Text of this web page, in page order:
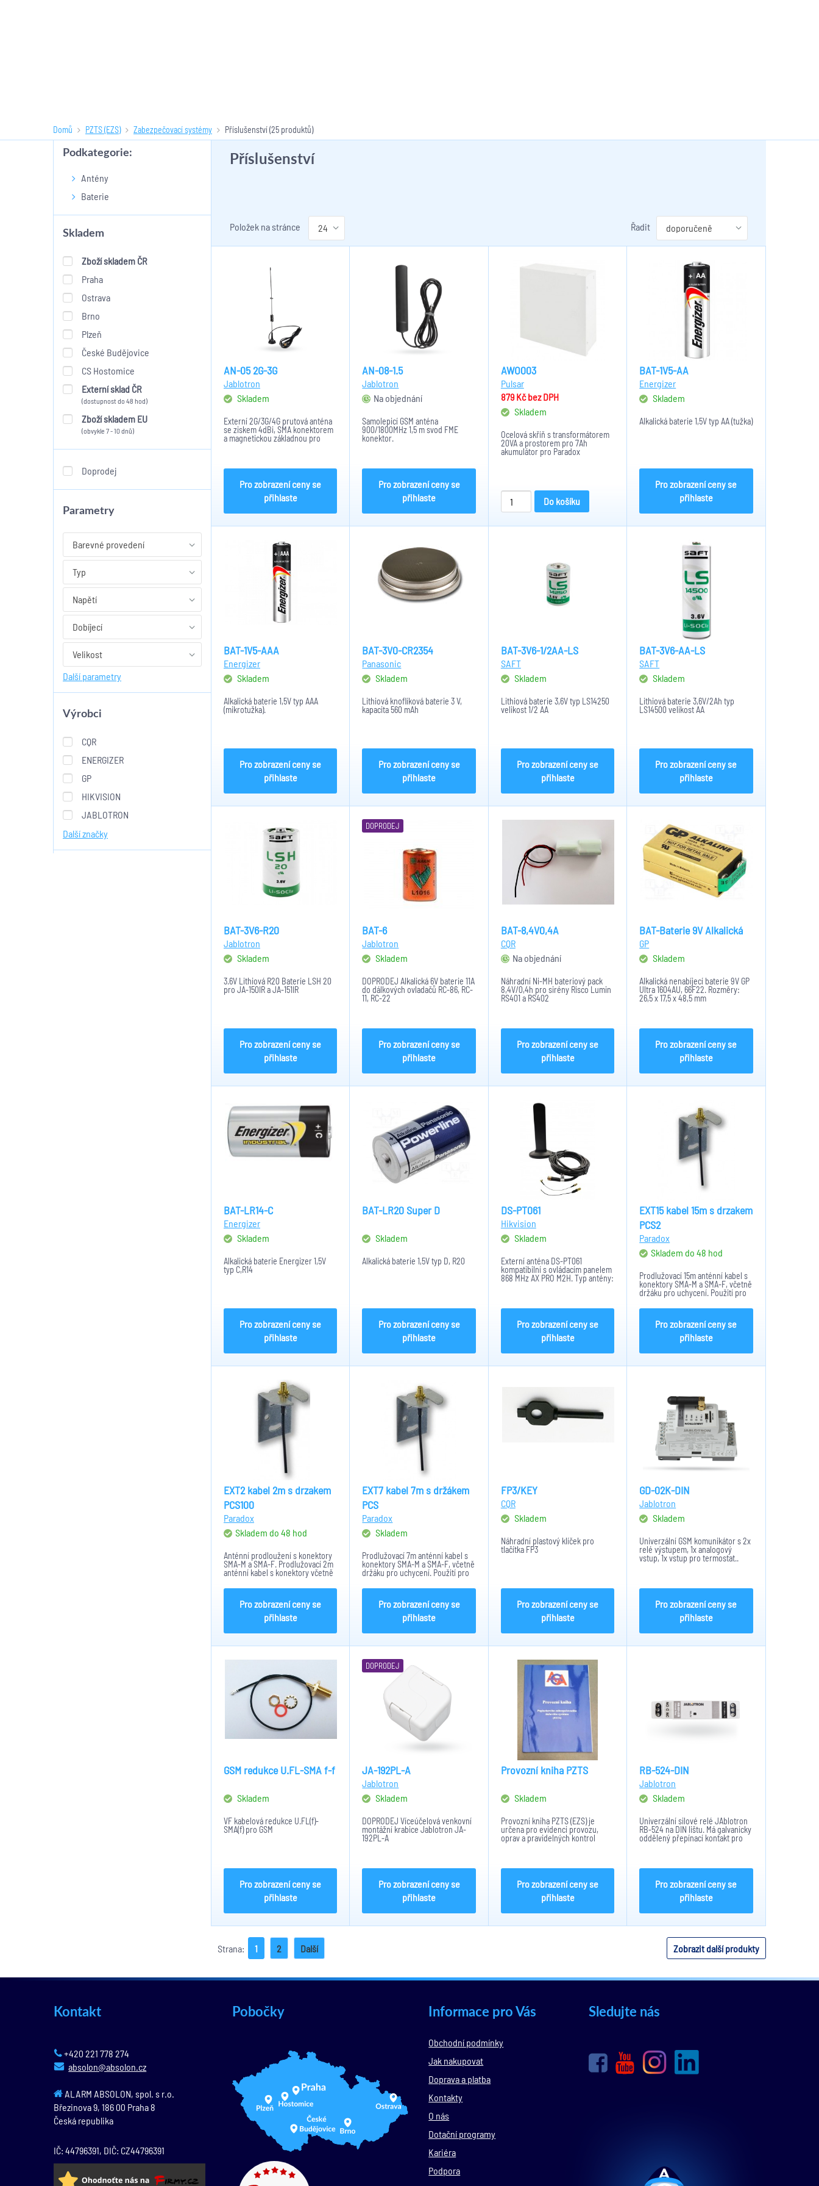
Domů PZTS (EZS) Zabezpečovací systémy Příslušenství(25 produktů)
Podkategorie:
Antény
Baterie
Skladem
Zboží skladem ČR
Praha
Ostrava
Brno
Plzeň
České Budějovice
CS Hostomice
Externí sklad ČR
(dostupnost do 48 hod)
Zboží skladem EU
(obvykle 7 - 10 dnů)
Doprodej
Parametry
Barevné provedení
Typ
Napětí
Dobíjecí
Velikost
Další parametry
Výrobci
CQR
ENERGIZER
GP
HIKVISION
JABLOTRON
Další značky
Příslušenství
Položek na stránce Řadit
AN-05 2G-3G
Jablotron
Skladem
Externí 2G/3G/4G prutová anténa
se ziskem 4dBi, SMA konektorem
a magnetickou základnou pro
zlepšení signálu zařízení
6xGSM, JA-8xY, JA-101Kxx,...
Pro zobrazení ceny se
přihlaste
AN-08-1.5
Jablotron
Na objednání
Samolepicí GSM anténa
900/1800MHz 1,5 m svod FME
konektor.
Pro zobrazení ceny se
přihlaste
AWO003
Pulsar
879 Kčbez DPH
Skladem
Ocelová skříň s transformátorem
20VA a prostorem pro 7Ah
akumulátor pro Paradox
Do košíku
BAT-1V5-AA
Energizer
Skladem
Alkalická baterie 1,5V typ AA (tužka)
Pro zobrazení ceny se
přihlaste
BAT-1V5-AAA
Energizer
Skladem
Alkalická baterie 1,5V typ AAA
(mikrotužka).
Pro zobrazení ceny se
přihlaste
BAT-3V0-CR2354
Panasonic
Skladem
Lithiová knoflíková baterie 3 V,
kapacita 560 mAh
Pro zobrazení ceny se
přihlaste
BAT-3V6-1/2AA-LS
SAFT
Skladem
Lithiová baterie 3,6V typ LS14250
velikost 1/2 AA
Pro zobrazení ceny se
přihlaste
BAT-3V6-AA-LS
SAFT
Skladem
Lithiová baterie 3,6V/2Ah typ
LS14500 velikost AA
Pro zobrazení ceny se
přihlaste
BAT-3V6-R20
Jablotron
Skladem
3.6V Lithiová R20 Baterie LSH 20
pro JA-150IR a JA-151IR
Pro zobrazení ceny se
přihlaste
DOPRODEJ
BAT-6
Jablotron
Skladem
DOPRODEJ Alkalická 6V baterie 11A
do dálkových ovladačů RC-86, RC-
11, RC-22
Pro zobrazení ceny se
přihlaste
BAT-8,4V0,4A
CQR
Na objednání
Náhradní Ni-MH bateriový pack
8,4V/0,4h pro sirény Risco Lumin
RS401 a RS402
Pro zobrazení ceny se
přihlaste
BAT-Baterie 9V Alkalická
GP
Skladem
Alkalická nenabíjecí baterie 9V GP
Ultra 1604AU, 66F22. Rozměry:
26,5 x 17,5 x 48,5 mm
Pro zobrazení ceny se
přihlaste
BAT-LR14-C
Energizer
Skladem
Alkalická baterie Energizer 1,5V
typ C,R14
Pro zobrazení ceny se
přihlaste
BAT-LR20 Super D
Skladem
Alkalická baterie 1,5V typ D, R20
Pro zobrazení ceny se
přihlaste
DS-PT061
Hikvision
Skladem
Externí anténa DS-PT061
kompatibilní s ovládacím panelem
868 MHz AX PRO M2H. Typ antény:
698 - 960 MHz, 1710 - 2700 MHz.
Pro zobrazení ceny se
přihlaste
EXT15 kabel 15m s drzakem
PCS2
Paradox
Skladem do 48 hod
Prodlužovací 15m anténní kabel s
konektory SMA-M a SMA-F, včetně
držáku pro uchycení. Použití pro
PCS100, PCS200, PCS300, GSM
Guard.
Pro zobrazení ceny se
přihlaste
EXT2 kabel 2m s drzakem
PCS100
Paradox
Skladem do 48 hod
Anténní prodloužení s konektory
SMA-M a SMA-F. Prodlužovací 2m
anténní kabel s konektory včetně
držáku pro uchycení. Použití pro
PCS100, PCS200, PCS300, GSM
Guard.Pro zobrazení ceny se
přihlaste
EXT7 kabel 7m s držákem
PCS
Paradox
Skladem
Prodlužovací 7m anténní kabel s
konektory SMA-M a SMA-F, včetně
držáku pro uchycení. Použití pro
PCS100, PCS200, PCS300, GSM
Guard.
Pro zobrazení ceny se
přihlaste
FP3/KEY
CQR
Skladem
Náhradní plastový klíček pro
tlačítka FP3
Pro zobrazení ceny se
přihlaste
GD-02K-DIN
Jablotron
Skladem
Univerzální GSM komunikátor s 2x
relé výstupem, 1x analogový
vstup, 1x vstup pro termostat..
Ovládání pomocí prozvonění nebo
Pro zobrazení ceny se
přihlaste
GSM redukce U.FL-SMA f-f
Skladem
VF kabelová redukce U.FL(f)-
SMA(f) pro GSM
Pro zobrazení ceny se
přihlaste
DOPRODEJ
JA-192PL-A
Jablotron
Skladem
DOPRODEJ Víceúčelová venkovní
montážní krabice Jablotron JA-
192PL-A
Pro zobrazení ceny se
přihlaste
Provozní kniha PZTS
Skladem
Provozní kniha PZTS (EZS) je
určena pro evidenci provozu,
oprav a pravidelných kontrol
poplachových zabezpečovacích a
Pro zobrazení ceny se
přihlaste
RB-524-DIN
Jablotron
Skladem
Univerzální silové relé JAblotron
RB-524 na DIN lištu. Má galvanicky
oddělený přepínací kontakt pro
spínání silové zátěže 230 VAC/16
90 x 65...
Pro zobrazení ceny se
přihlaste
Zobrazit další produkty
Strana: 1 2 Další
Kontakt
+420 221 778 274
absolon@absolon.cz
ALARM ABSOLON, spol. s r.o.
Březinova 9,186 00 Praha 8
Česká republika
IČ: 44796391, DIČ: CZ44796391
Pobočky Informace pro Vás
Obchodní podmínky
Jak nakupovat
Doprava a platba
Kontakty
O nás
Dotační programy
Kariéra
Podpora
Sledujte nás